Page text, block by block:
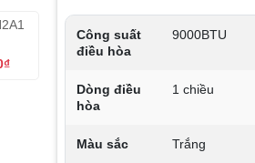
Công suất
điều hòa
9000BTU
Dòng điều
hòa
1 chiều
Màu sắc Trắng